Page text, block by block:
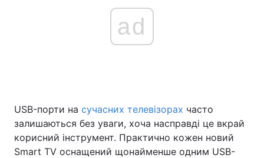
ad
USB-порти на сучасних телевізорах часто
залишаються без уваги, хоча насправді це вкрай
корисний інструмент. Практично кожен новий
Smart TV оснащений щонайменше одним USB-